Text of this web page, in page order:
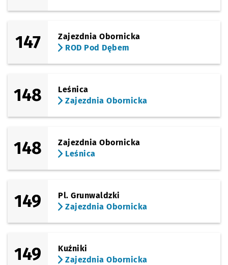
147
Zajezdnia Obornicka
ROD Pod Dębem
148
Leśnica
Zajezdnia Obornicka
148
Zajezdnia Obornicka
Leśnica
149
Pl. Grunwaldzki
Zajezdnia Obornicka
149
Kuźniki
Zajezdnia Obornicka